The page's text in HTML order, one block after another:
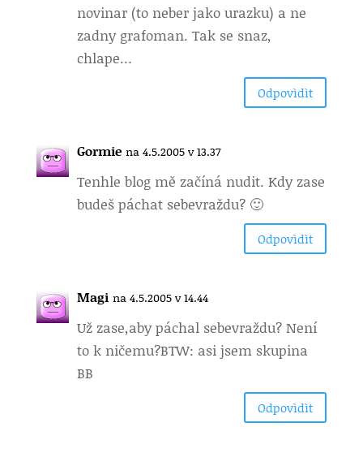
novinar (to neber jako urazku) a ne
zadny grafoman. Tak se snaz,
chlape…
Odpovìdìt
Gormie na 4.5.2005 v 13.37
Tenhle blog mě začíná nudit. Kdy zase
budeš páchat sebevraždu? 🙂
Odpovìdìt
Magi na 4.5.2005 v 14.44
Už zase,aby páchal sebevraždu? Není
to k ničemu?BTW: asi jsem skupina
BB
Odpovìdìt